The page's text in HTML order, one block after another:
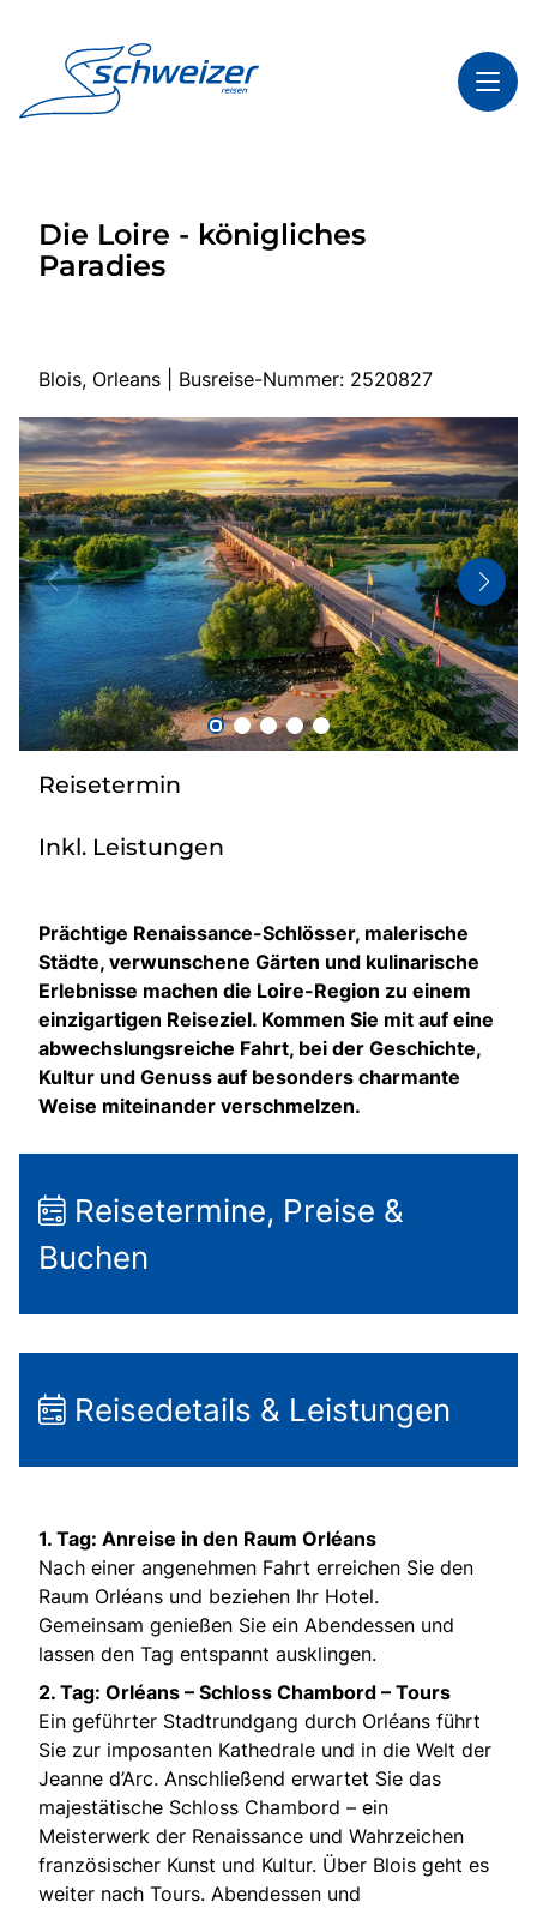
Highlights
Infos
Start
Mehrtagesreisen
Tagesfahrten
Bus anmieten
Kataloge
Kontakt
Die Loire - königliches
Paradies
Blois, Orleans | Busreise-Nummer: 2520827
Reisetermin
Inkl. Leistungen
Prächtige Renaissance-Schlösser, malerische
Städte, verwunschene Gärten und kulinarische
Erlebnisse machen die Loire-Region zu einem
einzigartigen Reiseziel. Kommen Sie mit auf eine
abwechslungsreiche Fahrt, bei der Geschichte,
Kultur und Genuss auf besonders charmante
Weise miteinander verschmelzen.
Reisetermine, Preise &
Buchen
Reisedetails & Leistungen
1. Tag: Anreise in den Raum Orléans
Nach einer angenehmen Fahrt erreichen Sie den
Raum Orléans und beziehen Ihr Hotel.
Gemeinsam genießen Sie ein Abendessen und
lassen den Tag entspannt ausklingen.
2. Tag: Orléans – Schloss Chambord – Tours
Ein geführter Stadtrundgang durch Orléans führt
Sie zur imposanten Kathedrale und in die Welt der
Jeanne d’Arc. Anschließend erwartet Sie das
majestätische Schloss Chambord – ein
Meisterwerk der Renaissance und Wahrzeichen
französischer Kunst und Kultur. Über Blois geht es
weiter nach Tours. Abendessen und